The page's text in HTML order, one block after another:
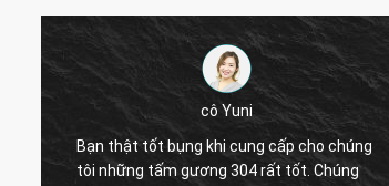
cô Yuni
Bạn thật tốt bụng khi cung cấp cho chúng
tôi những tấm gương 304 rất tốt. Chúng